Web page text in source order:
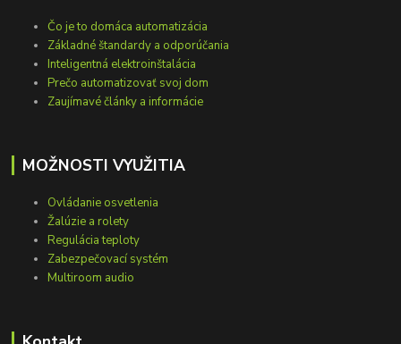
Čo je to domáca automatizácia
Základné štandardy a odporúčania
Inteligentná elektroinštalácia
Prečo automatizovať svoj dom
Zaujímavé články a informácie
MOŽNOSTI VYUŽITIA
Ovládanie osvetlenia
Žalúzie a rolety
Regulácia teploty
Zabezpečovací systém
Multiroom audio